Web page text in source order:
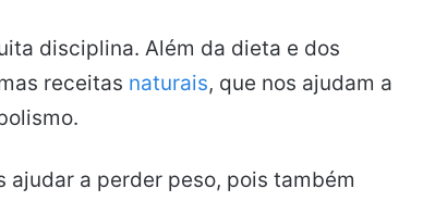
disciplina. Além da dieta e dos
receitas naturais, que nos ajudam a
ajudar a perder peso, pois também